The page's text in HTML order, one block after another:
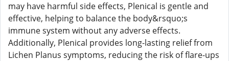
may have harmful side effects, Plenical is gentle and
effective, helping to balance the body&rsquo;s
immune system without any adverse effects.
Additionally, Plenical provides long-lasting relief from
Lichen Planus symptoms, reducing the risk of flare-ups